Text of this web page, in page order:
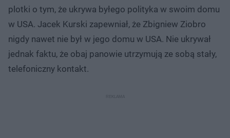
plotki o tym, że ukrywa byłego polityka w swoim domu
w USA. Jacek Kurski zapewniał, że Zbigniew Ziobro
nigdy nawet nie był w jego domu w USA. Nie ukrywał
jednak faktu, że obaj panowie utrzymują ze sobą stały,
telefoniczny kontakt.